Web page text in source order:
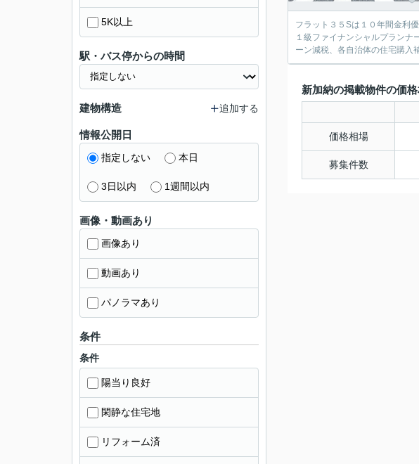
フラット３５Sは１０年間金利
１級ファイナンシャルプランナ
ーン減税、各自治体の住宅購入
新加納の掲載物件の価
価格相場
募集件数
5K以上
駅・バス停からの時間
建物構造 追加する
情報公開日
指定しない 本日
3日以内 1週間以内
画像・動画あり
画像あり
動画あり
パノラマあり
条件
条件
陽当り良好
閑静な住宅地
リフォーム済